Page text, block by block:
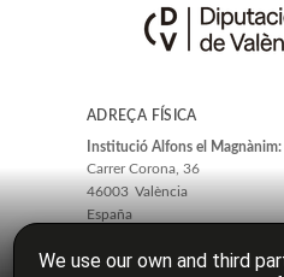
ADREÇA FÍSICA
Institució Alfons el Magnànim:
Carrer Corona, 36
46003 València
España
We use our own and third